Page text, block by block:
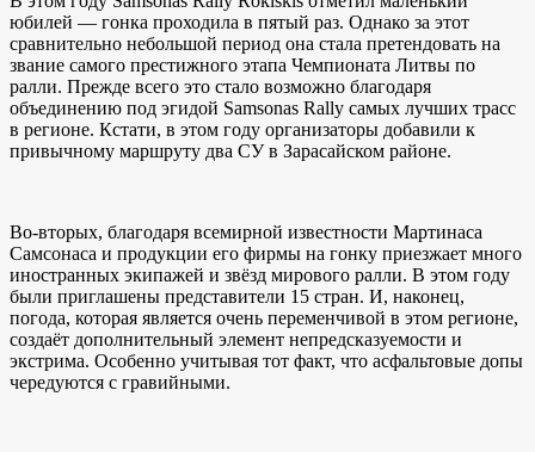
юбилей — гонка проходила в пятый раз. Однако за этот
сравнительно небольшой период она стала претендовать на
звание самого престижного этапа Чемпионата Литвы по
ралли. Прежде всего это стало возможно благодаря
объединению под эгидой Samsonas Rally самых лучших трасс
в регионе. Кстати, в этом году организаторы добавили к
привычному маршруту два СУ в Зарасайском районе.
Во-вторых, благодаря всемирной известности Мартинаса
Самсонаса и продукции его фирмы на гонку приезжает много
иностранных экипажей и звёзд мирового ралли. В этом году
были приглашены представители 15 стран. И, наконец,
погода, которая является очень переменчивой в этом регионе,
создаёт дополнительный элемент непредсказуемости и
экстрима. Особенно учитывая тот факт, что асфальтовые допы
чередуются с гравийными.